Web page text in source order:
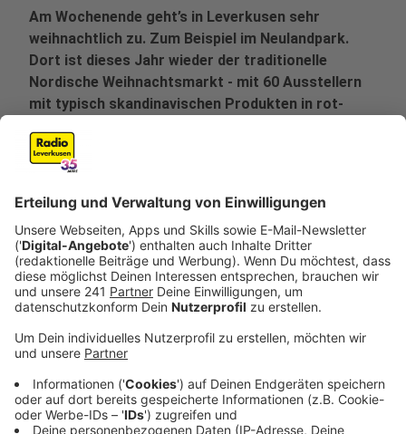
Am Wochenende geht’s in Leverkusen sehr
weihnachtlich zu. Zum Beispiel im Neulandpark.
Dort ist dieses Jahr wieder der traditionelle
Nordische Weihnachtsmarkt - mit 60 Ausstellern
mit typisch skandinavischen Produkten in rot-
Orten in der Stadt weihnachtet es sehr.
Anzeige
Ebenfalls am Samstag sind sie wieder unterwegs: Die
Weihnachtstraktoren in Leverkusen, bunt geschmückt
mit vielen Lichterketten. Die starten am Samstag um
18 Uhr am Imbacher Hof in Bergisch Neukirchen und
fahren dann über Witzhelden, Leichlingen und Opladen
wieder zurück nach Bergisch Neukirchen.